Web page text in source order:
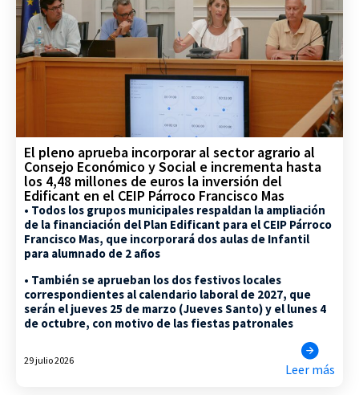
El pleno aprueba incorporar al sector agrario al
Consejo Económico y Social e incrementa hasta
los 4,48 millones de euros la inversión del
Edificant en el CEIP Párroco Francisco Mas
• Todos los grupos municipales respaldan la ampliación
de la financiación del Plan Edificant para el CEIP Párroco
Francisco Mas, que incorporará dos aulas de Infantil
para alumnado de 2 años
• También se aprueban los dos festivos locales
correspondientes al calendario laboral de 2027, que
serán el jueves 25 de marzo (Jueves Santo) y el lunes 4
de octubre, con motivo de las fiestas patronales
29 julio 2026
Leer más